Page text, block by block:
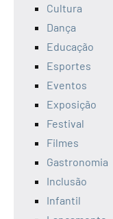
Cultura
Dança
Educação
Esportes
Eventos
Exposição
Festival
Filmes
Gastronomia
Inclusão
Infantil